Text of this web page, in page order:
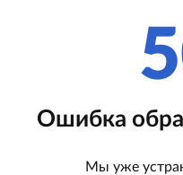
Ошибка
Мы уже